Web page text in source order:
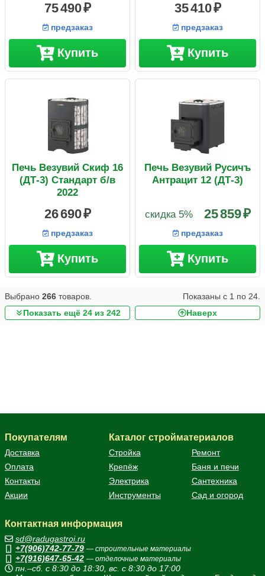
75 490
предзаказ
Купить
35 410
предзаказ
Купить
Печь Везувий Скиф 16
(ДТ-3) Стандарт б/в
2022
26 690
предзаказ
Купить
Печь Везувий Русичъ
Антрацит 12 (ДТ-3)
25 859
скидка 5%
предзаказ
Купить
Выбрано 266 товаров. Показаны с 1 по 24
Показать ещё 24 из 242
Наверх
Покупателям
Доставка
Оплата
Контакты
Акции
Каталог стройматериалов
Стройка
Ремонт
Крепёж
Баня и печи
Электрика
Сантехника
Инструменты
Сад и огород
Контактная информация
sd@radugastroi.ru
+7(906)742-77-79 — строительные материалы
+7(916)647-65-42 — отделочные материалы
пн.–сб. с 8:30 до 18:30, вс. с 8:30 до 17:00